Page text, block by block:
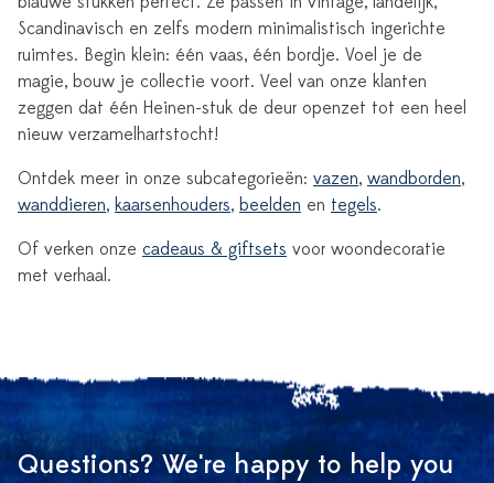
Scandinavisch en zelfs modern minimalistisch ingerichte
ruimtes. Begin klein: één vaas, één bordje. Voel je de
magie, bouw je collectie voort. Veel van onze klanten
zeggen dat één Heinen-stuk de deur openzet tot een heel
nieuw verzamelhartstocht!
Ontdek meer in onze subcategorieën: vazen, wandborden,
wanddieren, kaarsenhouders, beelden en tegels.
Of verken onze cadeaus & giftsets voor woondecoratie
met verhaal.
Questions? We're happy to help you